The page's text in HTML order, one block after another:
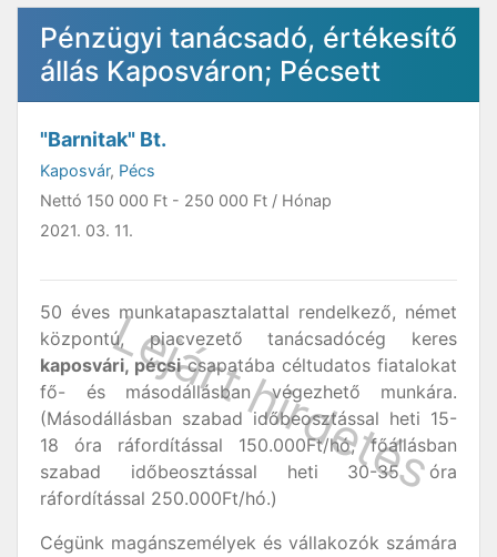
Pénzügyi tanácsadó, értékesítő
állás Kaposváron; Pécsett
"Barnitak" Bt.
Kaposvár, Pécs
Nettó 150 000 Ft - 250 000 Ft / Hónap
2021. 03. 11.
50 éves munkatapasztalattal rendelkező, német
központú, piacvezető tanácsadócég keres
kaposvári, pécsicsapatába céltudatos fiatalokat
fő- és másodállásban végezhető munkára.
(Másodállásban szabad időbeosztással heti 15-
18 óra ráfordítással 150.000Ft/hó, főállásban
szabad időbeosztással heti 30-35 óra
ráfordítással 250.000Ft/hó.)
Cégünk magánszemélyek és vállakozók számára